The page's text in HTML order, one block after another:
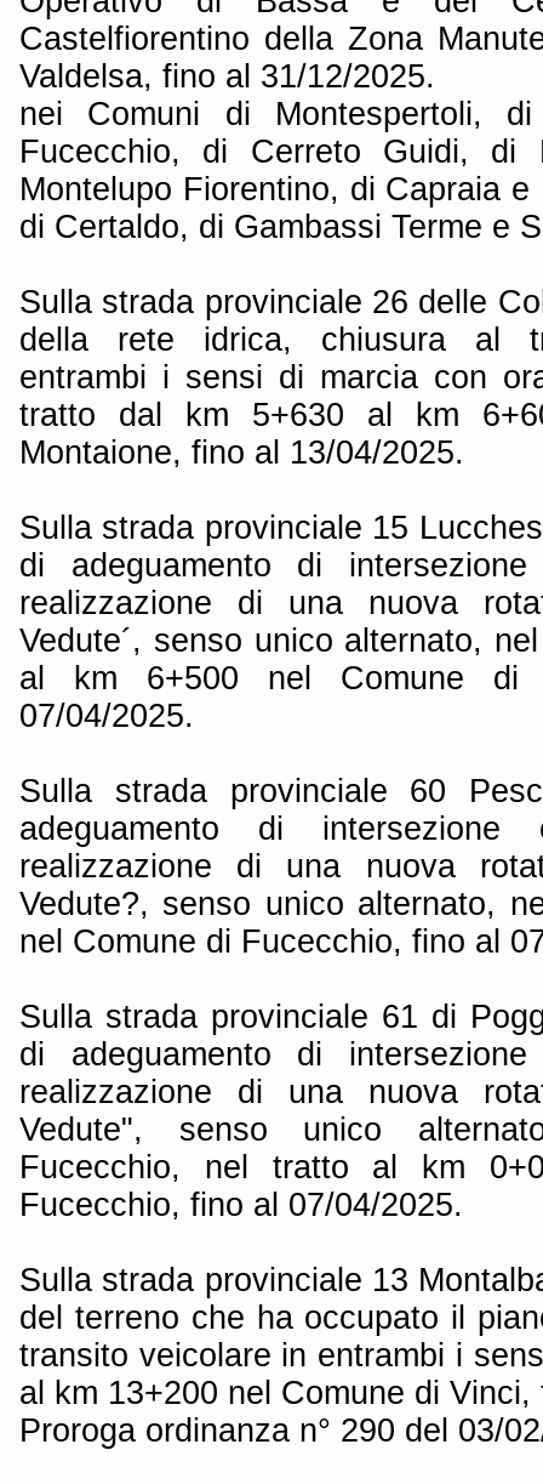
Castelfiorentino della Zona
Valdelsa, fino al 31/12/2025.
nei Comuni di Montespertoli,
Fucecchio, di Cerreto Guidi, di
Montelupo Fiorentino, di Capraia
di Certaldo, di Gambassi Terme e
Sulla strada provinciale 26 delle
della rete idrica, chiusura al
entrambi i sensi di marcia con
tratto dal km 5+630 al km
Montaione, fino al 13/04/2025.
Sulla strada provinciale 15
di adeguamento di
realizzazione di una nuova
Vedute´, senso unico alternato,
al km 6+500 nel Comune di
07/04/2025.
Sulla strada provinciale 60
adeguamento di intersezione
realizzazione di una nuova
Vedute?, senso unico alternato,
nel Comune di Fucecchio, fino al
Sulla strada provinciale 61 di
di adeguamento di
realizzazione di una nuova
Vedute", senso unico
Fucecchio, nel tratto al km
Fucecchio, fino al 07/04/2025.
Sulla strada provinciale 13
del terreno che ha occupato il
transito veicolare in entrambi i
al km 13+200 nel Comune di
Proroga ordinanza n° 290 del 03/